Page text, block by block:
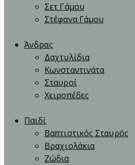
Σετ Γάμου
Στέφανα Γάμου
Άνδρας
Δαχτυλίδια
Κωνσταντινάτα
Σταυροί
Χειροπέδες
Παιδί
Βαπτιστικός Σταυρός
Βραχιολάκια
Ζώδια